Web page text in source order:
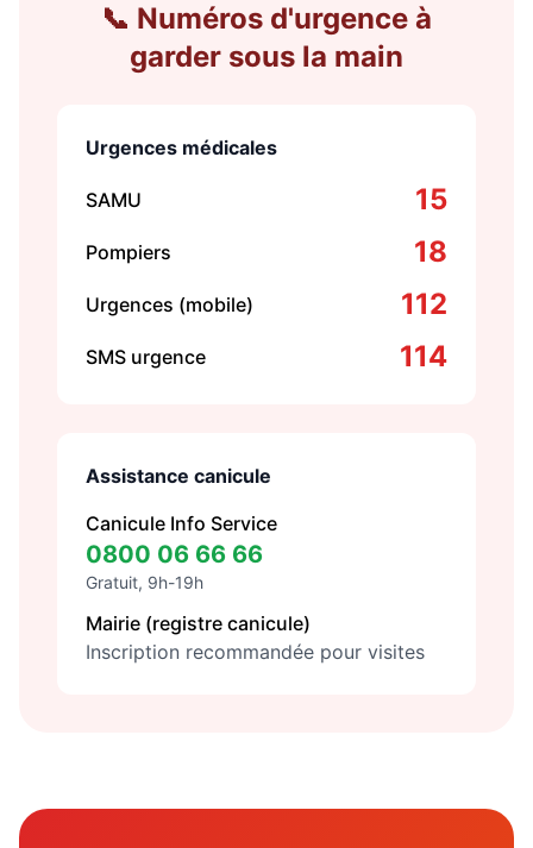
📞 Numéros d'urgence à
garder sous la main
Urgences médicales
SAMU 15
Pompiers 18
Urgences (mobile) 112
SMS urgence 114
Assistance canicule
Canicule Info Service
0800 06 66 66
Gratuit, 9h-19h
Mairie (registre canicule)
Inscription recommandée pour visites